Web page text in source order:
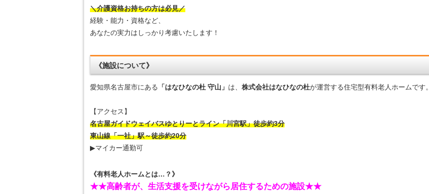
＼介護資格お持ちの方は必見／
経験・能力・資格など、
あなたの実力はしっかり考慮いたします！
《施設について》
愛知県名古屋市にある 「はなひなの杜 守山」 は、 株式会社はなひなの杜が運営する住宅型有料老人ホームです。
【アクセス】
名古屋ガイドウェイバスゆとりーとライン「川宮駅」徒歩約3分
東山線「一社」駅～徒歩約20分
▶マイカー通勤可
《有料老人ホームとは…？》
★★高齢者が、生活支援を受けながら居住するための施設★★